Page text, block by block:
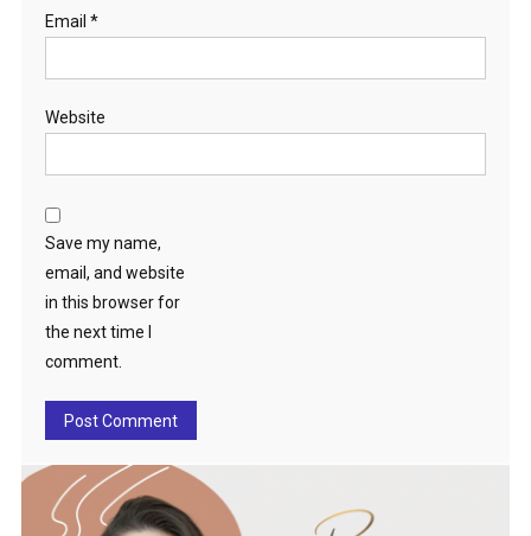
Email *
Website
Save my name,
email, and website
in this browser for
the next time I
comment.